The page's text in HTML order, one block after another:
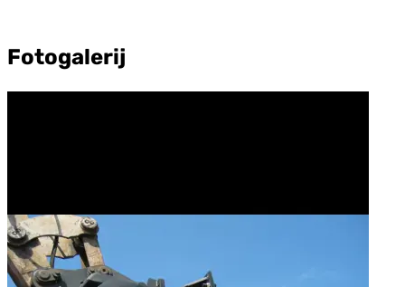
Fotogalerij